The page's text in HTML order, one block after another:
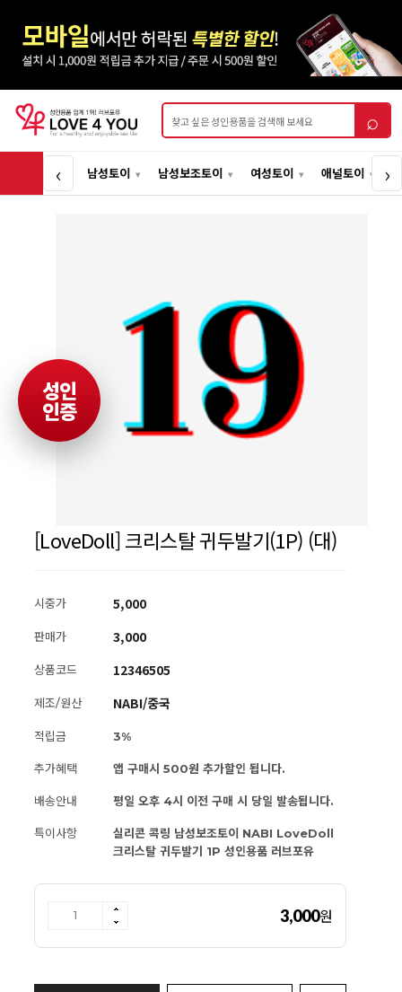
상품검색 ⌕
‹ 남성토이 남성보조토이 여성토이 애널토이 ›
[LoveDoll] 크리스탈 귀두발기(1P) (대)
시중가 5,000
판매가 3,000
상품코드 12346505
제조/원산 NABI/중국
적립금 3%
추가혜택 앱 구매시 500원 추가할인 됩니다.
배송안내 평일 오후 4시 이전 구매 시 당일 발송됩니다.
특이사항
실리콘 콕링 남성보조토이 NABI LoveDoll
크리스탈 귀두발기 1P 성인용품 러브포유
3,000원
성인
인증